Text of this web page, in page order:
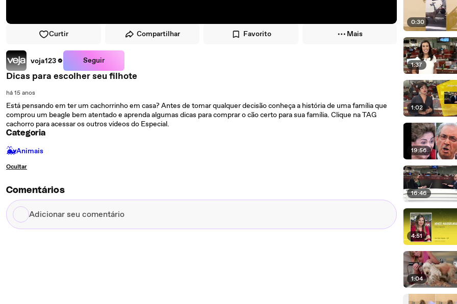
Curtir Compartilhar Favorito Mais
voja123 Seguir
Dicas para escolher seu filhote
há 15 anos
Está pensando em ter um cachorrinho em casa? Antes de tomar qualquer decisão conheça a história de uma família que
comprou um beagle bem atentado e aprenda algumas dicas para comprar o cão certo para sua família. Clique na TAG
cachorro para acessar os outros vídeos do Especial.
Categoria
🐳Animais
Ocultar
Comentários
Adicionar
seu
0:30
1:37
1:02
19:56
16:46
4:51
1:04